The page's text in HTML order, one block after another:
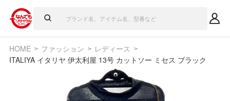
HOME ファッション
レディース
ITALIYA イタリヤ 伊太利屋 13号 カットソー ミセス ブラック